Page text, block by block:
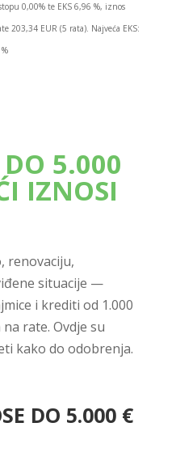
0,00% te EKS 6,96 %, iznos
203,34 EUR (5 rata). Najveća EKS:
5.000
IZNOSI
renovaciju,
situacije —
i krediti od 1.000
rate. Ovdje su
kako do odobrenja.
DO 5.000 €